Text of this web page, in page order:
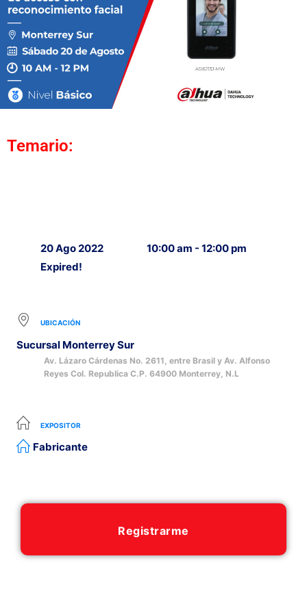
Temario:
20 Ago 2022
Expired!
10:00 am - 12:00 pm
UBICACIÓN
Sucursal Monterrey Sur
Av. Lázaro Cárdenas No. 2611, entre Brasil y Av. Alfonso
Reyes Col. Republica C.P. 64900 Monterrey, N.L
EXPOSITOR
Fabricante
Registrarme